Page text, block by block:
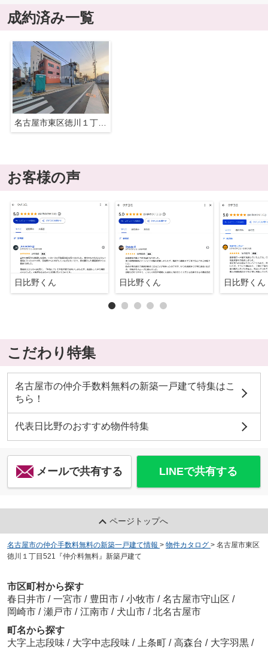
成約済み一覧
名古屋市東区徳川１丁目521『仲介料無料』新築戸建て
お客様の声
日比野くん 日比野くん 日比野くん
こだわり特集
名古屋市の仲介手数料無料の新築一戸建て特集はこ
ちら！
代表日比野のおすすめ物件特集
メールで共有する LINEで共有する
ページトップへ
名古屋市の仲介手数料無料の新築一戸建て情報 > 物件カタログ > 名古屋市東区
徳川１丁目521『仲介料無料』新築戸建て
市区町村から探す
春日井市 / 一宮市 / 豊田市 / 小牧市 / 名古屋市守山区 /
岡崎市 / 瀬戸市 / 江南市 / 犬山市 / 北名古屋市
町名から探す
大字上志段味 / 大字中志段味 / 上条町 / 高森台 / 大字羽黒 /